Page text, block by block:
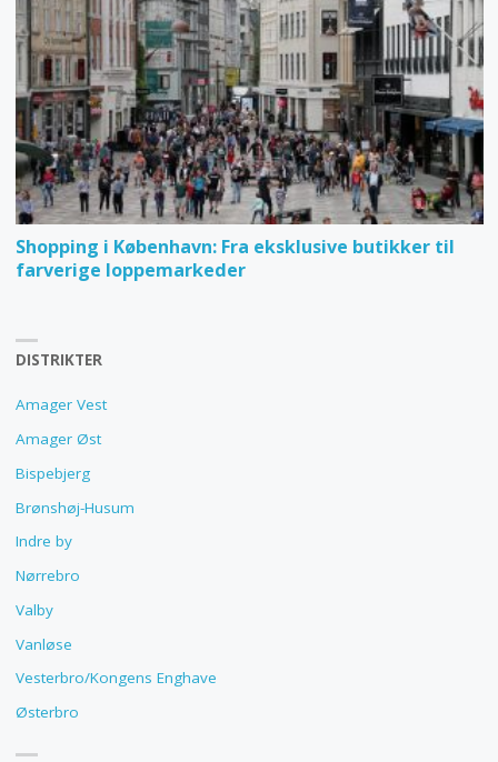
Shopping i København: Fra eksklusive butikker til
farverige loppemarkeder
DISTRIKTER
Amager Vest
Amager Øst
Bispebjerg
Brønshøj-Husum
Indre by
Nørrebro
Valby
Vanløse
Vesterbro/Kongens Enghave
Østerbro